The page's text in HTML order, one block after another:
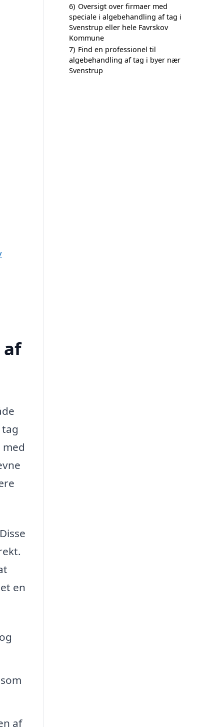
af
en
af
6) Oversigt over firmaer med
speciale i algebehandling af tag i
Svenstrup eller hele Favrskov
Kommune
7) Find en professionel til
algebehandling af tag i byer nær
Svenstrup